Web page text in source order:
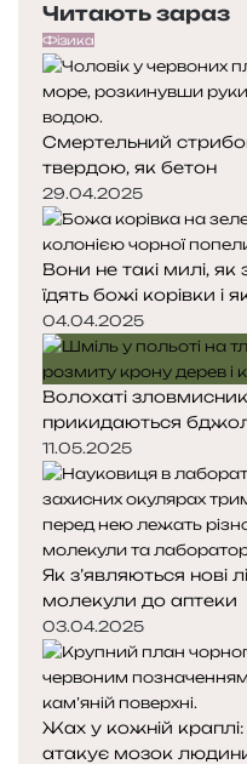
р
е
д
н
я
с
т
о
р
і
н
к
а
т
у
п
н
а
с
т
о
р
і
н
к
а
Читають зараз
Фізика
Смертельний
твердою, як бетон
29.04.2025
Вони не такі милі,
їдять божі корівки і
04.04.2025
Волохаті
прикидаються
11.05.2025
Як з’являються нові
молекули до аптеки
03.04.2025
Жах у кожній
атакує мозок